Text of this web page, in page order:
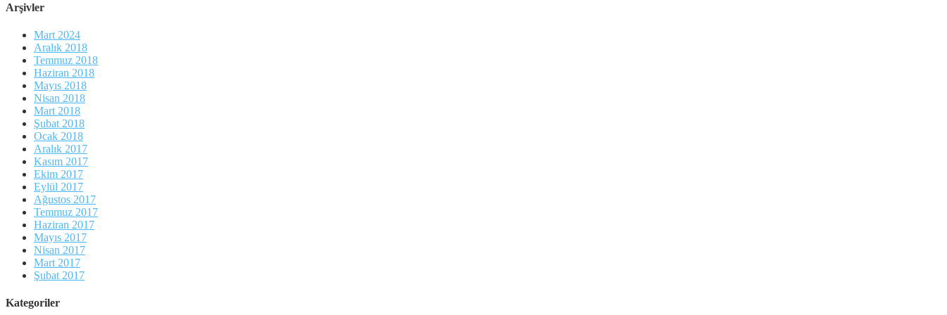
Arşivler
Mart 2024
Aralık 2018
Temmuz 2018
Haziran 2018
Mayıs 2018
Nisan 2018
Mart 2018
Şubat 2018
Ocak 2018
Aralık 2017
Kasım 2017
Ekim 2017
Eylül 2017
Ağustos 2017
Temmuz 2017
Haziran 2017
Mayıs 2017
Nisan 2017
Mart 2017
Şubat 2017
Kategoriler